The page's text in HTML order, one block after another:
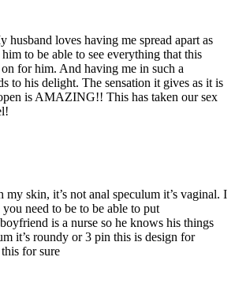
husband loves having me spread apart as
to be able to see everything that this
for him. And having me in such a
to his delight. The sensation it gives as it is
is AMAZING!! This has taken our sex
skin, it’s not anal speculum it’s vaginal. I
need to be to be able to put
is a nurse so he knows his things
it’s roundy or 3 pin this is design for
for sure